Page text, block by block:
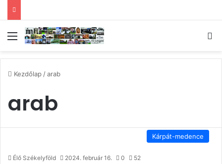
Menü
Kezdőlap/arab
arab
Kárpát-medence
Élő Székelyföld 2024. február 16. 0 52